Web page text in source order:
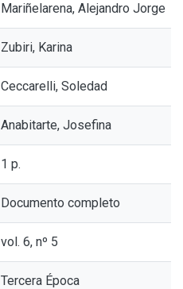
Mariñelarena, Alejandro Jorge
Zubiri, Karina
Ceccarelli, Soledad
Anabitarte, Josefina
1 p.
Documento completo
vol. 6, nº 5
Tercera Época